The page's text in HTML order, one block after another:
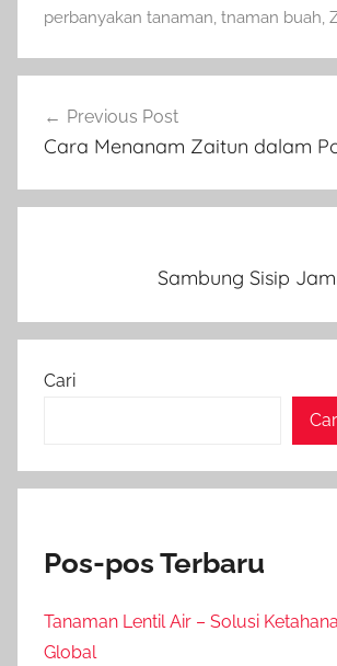
perbanyakan tanaman tnaman buah
pos
Previous Post
Cara Menanam Zaitun dalam
Sambung Sisip
Cari
Pos-pos Terbaru
Tanaman Lentil Air – Solusi
Global